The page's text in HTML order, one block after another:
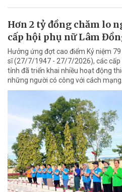
Hơn 2 tỷ đồng chăm lo
cấp hội phụ nữ Lâm
Hưởng ứng đợt cao điểm Kỷ niệm
sĩ (27/7/1947 - 27/7/2026), các cấp
tỉnh đã triển khai nhiều hoạt động
những người có công với cách mạng.